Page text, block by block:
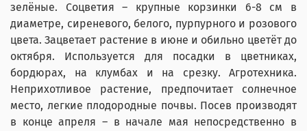
зелёные. Соцветия – крупные корзинки 6-8 см в
диаметре, сиреневого, белого, пурпурного и розового
цвета. Зацветает растение в июне и обильно цветёт до
октября. Используется для посадки в цветниках,
бордюрах, на клумбах и на срезку. Агротехника.
Неприхотливое растение, предпочитает солнечное
место, легкие плодородные почвы. Посев производят
в конце апреля – в начале мая непосредственно в